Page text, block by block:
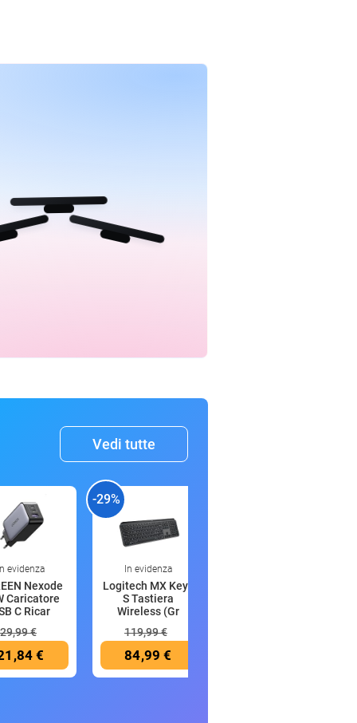
Vedi tutte
evidenza
Nexode
Caricatore
C Ricar
29,99 €
€
-29%
In evidenza
Logitech MX Keys
S Tastiera
Wireless (Gr
119,99 €
84,99 €